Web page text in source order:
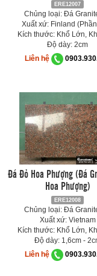
ERE12007
Chủng loại: Đá
Xuất xứ: Finland
Kích thước: Khổ Lớn,
Độ dày: 2cm
Liên hệ
Đá Đỏ Hoa Phượng (Đá
Hoa Phượng)
ERE12008
Chủng loại: Đá
Xuất xứ: Vietnam
Kích thước: Khổ Lớn,
Độ dày: 1,6cm -
Liên hệ